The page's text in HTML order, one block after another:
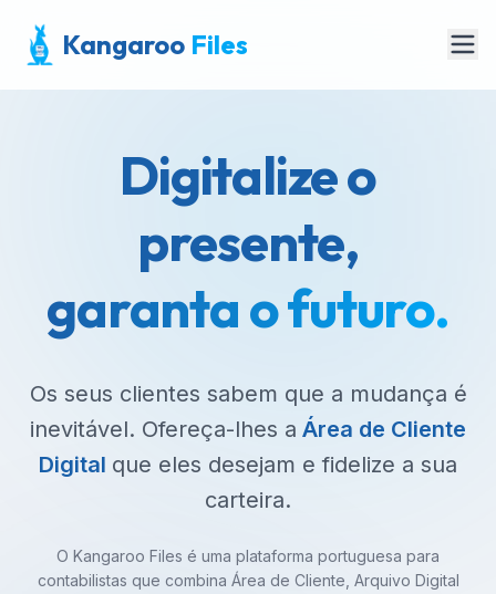
Kangaroo Files
Digitalize o
presente,
garanta o futuro.
Os seus clientes sabem que a mudança é
inevitável. Ofereça-lhes a Área de Cliente
Digital que eles desejam e fidelize a sua
carteira.
O Kangaroo Files é uma plataforma portuguesa para
contabilistas que combina Área de Cliente, Arquivo Digital